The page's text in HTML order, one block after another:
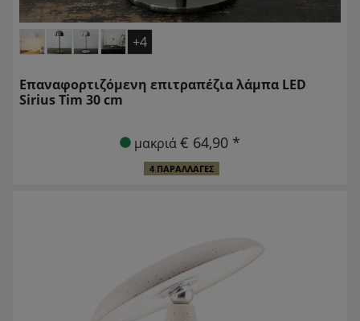
+4
Επαναφορτιζόμενη επιτραπέζια λάμπα LED
Sirius Tim 30 cm
μακριά€ 64,90 *
4 ΠΑΡΑΛΛΑΓΈΣ